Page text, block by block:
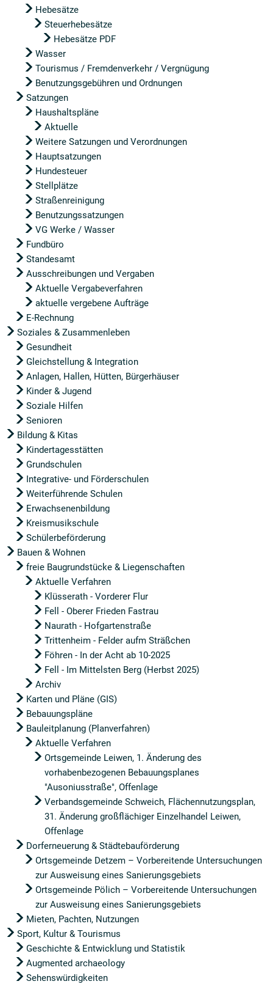
Hebesätze
Steuerhebesätze
Hebesätze PDF
Wasser
Tourismus / Fremdenverkehr / Vergnügung
Benutzungsgebühren und Ordnungen
Satzungen
Haushaltspläne
Aktuelle
Weitere Satzungen und Verordnungen
Hauptsatzungen
Hundesteuer
Stellplätze
Straßenreinigung
Benutzungssatzungen
VG Werke / Wasser
Fundbüro
Standesamt
Ausschreibungen und Vergaben
Aktuelle Vergabeverfahren
aktuelle vergebene Aufträge
E-Rechnung
Soziales & Zusammenleben
Gesundheit
Gleichstellung & Integration
Anlagen, Hallen, Hütten, Bürgerhäuser
Kinder & Jugend
Soziale Hilfen
Senioren
Bildung & Kitas
Kindertagesstätten
Grundschulen
Integrative- und Förderschulen
Weiterführende Schulen
Erwachsenenbildung
Kreismusikschule
Schülerbeförderung
Bauen & Wohnen
freie Baugrundstücke & Liegenschaften
Aktuelle Verfahren
Klüsserath - Vorderer Flur
Fell - Oberer Frieden Fastrau
Naurath - Hofgartenstraße
Trittenheim - Felder aufm Sträßchen
Föhren - In der Acht ab 10-2025
Fell - Im Mittelsten Berg (Herbst 2025)
Archiv
Karten und Pläne (GIS)
Bebauungspläne
Bauleitplanung (Planverfahren)
Aktuelle Verfahren
Ortsgemeinde Leiwen, 1. Änderung des
vorhabenbezogenen Bebauungsplanes
"Ausoniusstraße", Offenlage
Verbandsgemeinde Schweich, Flächennutzungsplan,
31. Änderung großflächiger Einzelhandel Leiwen,
Offenlage
Dorferneuerung & Städtebauförderung
Ortsgemeinde Detzem – Vorbereitende Untersuchungen
zur Ausweisung eines Sanierungsgebiets
Ortsgemeinde Pölich – Vorbereitende Untersuchungen
zur Ausweisung eines Sanierungsgebiets
Mieten, Pachten, Nutzungen
Sport, Kultur & Tourismus
Geschichte & Entwicklung und Statistik
Augmented archaeology
Sehenswürdigkeiten